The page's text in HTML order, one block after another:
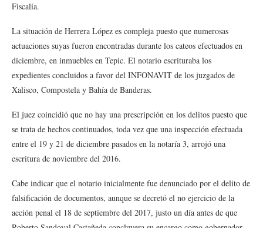
Fiscalía.
La situación de Herrera López es compleja puesto que numerosas
actuaciones suyas fueron encontradas durante los cateos efectuados en
diciembre, en inmuebles en Tepic. El notario escrituraba los
expedientes concluidos a favor del INFONAVIT de los juzgados de
Xalisco, Compostela y Bahía de Banderas.
El juez coincidió que no hay una prescripción en los delitos puesto que
se trata de hechos continuados, toda vez que una inspección efectuada
entre el 19 y 21 de diciembre pasados en la notaría 3, arrojó una
escritura de noviembre del 2016.
Cabe indicar que el notario inicialmente fue denunciado por el delito de
falsificación de documentos, aunque se decretó el no ejercicio de la
acción penal el 18 de septiembre del 2017, justo un día antes de que